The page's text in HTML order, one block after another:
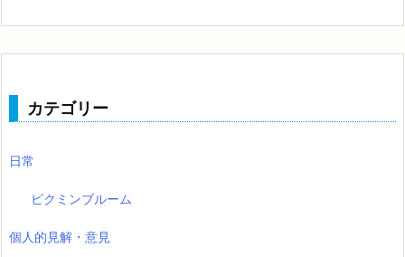
カテゴリー
日常
ピクミンブルーム
個人的見解・意見